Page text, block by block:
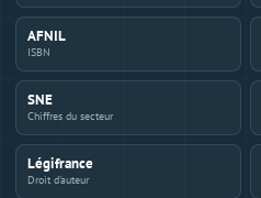
AFNIL
ISBN
SNE
Chiffres du secteur
Légifrance
Droit d'auteur